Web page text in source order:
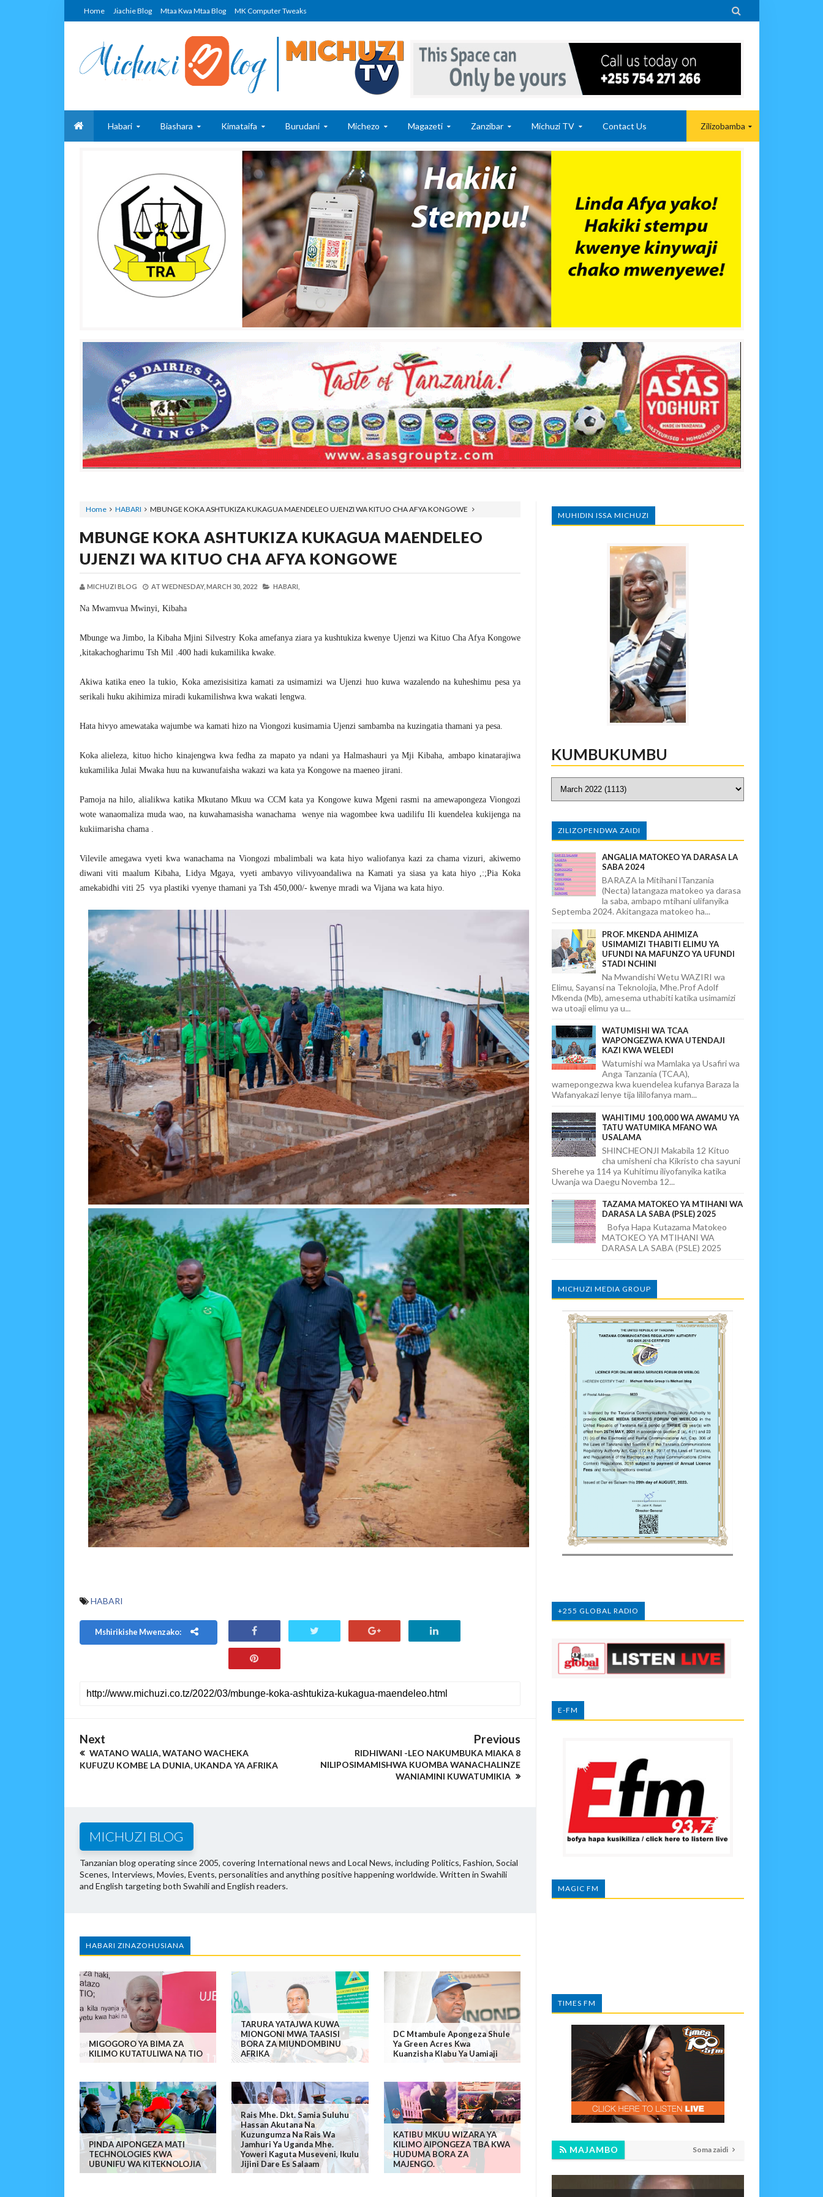
Home Jiachie Blog Mtaa Kwa Mtaa Blog MK Computer Tweaks 
Habari Biashara Kimataifa Burudani Michezo Magazeti Zanzibar Michuzi TV Contact Us Zilizobamba
Home HABARI MBUNGE KOKA ASHTUKIZA KUKAGUA MAENDELEO UJENZI WA KITUO CHA AFYA KONGOWE
MBUNGE KOKA ASHTUKIZA KUKAGUA MAENDELEO
UJENZI WA KITUO CHA AFYA KONGOWE
MICHUZI BLOG AT WEDNESDAY, MARCH 30, 2022 HABARI,
Na Mwamvua Mwinyi, Kibaha
Mbunge wa Jimbo, la Kibaha Mjini Silvestry Koka amefanya ziara ya kushtukiza kwenye Ujenzi wa Kituo Cha Afya Kongowe
,kitakachogharimu Tsh Mil .400 hadi kukamilika kwake.
Akiwa katika eneo la tukio, Koka amezisisitiza kamati za usimamizi wa Ujenzi huo kuwa wazalendo na kuheshimu pesa ya
serikali huku akihimiza miradi kukamilishwa kwa wakati lengwa.
Hata hivyo amewataka wajumbe wa kamati hizo na Viongozi kusimamia Ujenzi sambamba na kuzingatia thamani ya pesa.
Koka alieleza, kituo hicho kinajengwa kwa fedha za mapato ya ndani ya Halmashauri ya Mji Kibaha, ambapo kinatarajiwa
kukamilika Julai Mwaka huu na kuwanufaisha wakazi wa kata ya Kongowe na maeneo jirani.
Pamoja na hilo, alialikwa katika Mkutano Mkuu wa CCM kata ya Kongowe kuwa Mgeni rasmi na amewapongeza Viongozi
wote wanaomaliza muda wao, na kuwahamasisha wanachama wenye nia wagombee kwa uadilifu Ili kuendelea kukijenga na
kukiimarisha chama .
Vilevile amegawa vyeti kwa wanachama na Viongozi mbalimbali wa kata hiyo waliofanya kazi za chama vizuri, akiwemo
diwani viti maalum Kibaha, Lidya Mgaya, vyeti ambavyo vilivyoandaliwa na Kamati ya siasa ya kata hiyo ,:;Pia Koka
amekabidhi viti 25 vya plastiki vyenye thamani ya Tsh 450,000/- kwenye mradi wa Vijana wa kata hiyo.
HABARI
Mshirikishe Mwenzako:
Next
WATANO WALIA, WATANO WACHEKA
KUFUZU KOMBE LA DUNIA, UKANDA YA AFRIKA
Previous
RIDHIWANI -LEO NAKUMBUKA MIAKA 8
NILIPOSIMAMISHWA KUOMBA WANACHALINZE
WANIAMINI KUWATUMIKIA
MICHUZI BLOG
Tanzanian blog operating since 2005, covering International news and Local News, including Politics, Fashion, Social
Scenes, Interviews, Movies, Events, personalities and anything positive happening worldwide. Written in Swahili
and English targeting both Swahili and English readers.
HABARI ZINAZOHUSIANA
MIGOGORO YA BIMA ZA
KILIMO KUTATULIWA NA TIO
TARURA YATAJWA KUWA
MIONGONI MWA TAASISI
BORA ZA MIUNDOMBINU
AFRIKA
DC Mtambule Apongeza Shule
Ya Green Acres Kwa
Kuanzisha Klabu Ya Uamiaji
PINDA AIPONGEZA MATI
TECHNOLOGIES KWA
UBUNIFU WA KITEKNOLOJIA
Rais Mhe. Dkt. Samia Suluhu
Hassan Akutana Na
Kuzungumza Na Rais Wa
Jamhuri Ya Uganda Mhe.
Yoweri Kaguta Museveni, Ikulu
Jijini Dare Es Salaam
KATIBU MKUU WIZARA YA
KILIMO AIPONGEZA TBA KWA
HUDUMA BORA ZA
MAJENGO.
MUHIDIN ISSA MICHUZI
KUMBUKUMBU
ZILIZOPENDWA ZAIDI
ANGALIA MATOKEO YA DARASA LA
SABA 2024
BARAZA la Mitihani lTanzania
(Necta) latangaza matokeo ya darasa
la saba, ambapo mtihani ulifanyika
Septemba 2024. Akitangaza matokeo ha...
PROF. MKENDA AHIMIZA
USIMAMIZI THABITI ELIMU YA
UFUNDI NA MAFUNZO YA UFUNDI
STADI NCHINI
Na Mwandishi Wetu WAZIRI wa
Elimu, Sayansi na Teknolojia, Mhe.Prof Adolf
Mkenda (Mb), amesema uthabiti katika usimamizi
wa utoaji elimu ya u...
WATUMISHI WA TCAA
WAPONGEZWA KWA UTENDAJI
KAZI KWA WELEDI
Watumishi wa Mamlaka ya Usafiri wa
Anga Tanzania (TCAA),
wamepongezwa kwa kuendelea kufanya Baraza la
Wafanyakazi lenye tija lililofanya mam...
WAHITIMU 100,000 WA AWAMU YA
TATU WATUMIKA MFANO WA
USALAMA
SHINCHEONJI Makabila 12 Kituo
cha umisheni cha Kikristo cha sayuni
Sherehe ya 114 ya Kuhitimu iliyofanyika katika
Uwanja wa Daegu Novemba 12...
TAZAMA MATOKEO YA MTIHANI WA
DARASA LA SABA (PSLE) 2025
Bofya Hapa Kutazama Matokeo
MATOKEO YA MTIHANI WA
DARASA LA SABA (PSLE) 2025
MICHUZI MEDIA GROUP
+255 GLOBAL RADIO
E-FM
MAGIC FM
TIMES FM
MAJAMBO Soma zaidi